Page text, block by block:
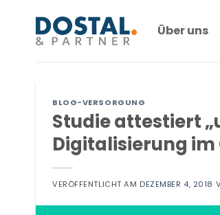
springen
Über uns
BLOG-VERSORGUNG
Studie attestiert
Digitalisierung im
VERÖFFENTLICHT AM DEZEMBER 4, 2018